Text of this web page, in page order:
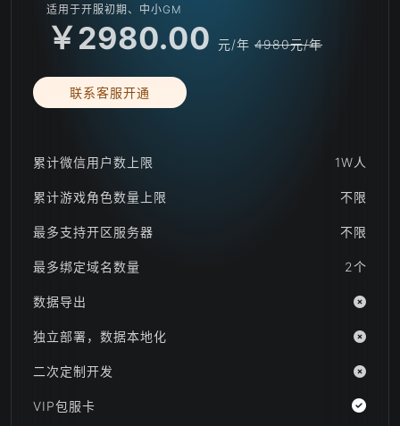
适用于开服初期、中小GM
￥2980.00 元/年 4980元/年
联系客服开通
累计微信用户数上限 1W人
累计游戏角色数量上限 不限
最多支持开区服务器 不限
最多绑定域名数量 2个
数据导出
独立部署，数据本地化
二次定制开发
VIP包服卡